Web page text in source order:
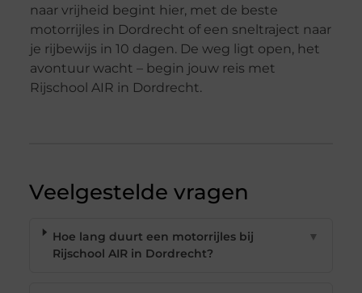
naar vrijheid begint hier, met de beste
motorrijles in Dordrecht of een sneltraject naar
je rijbewijs in 10 dagen. De weg ligt open, het
avontuur wacht – begin jouw reis met
Rijschool AIR in Dordrecht.
Veelgestelde vragen
Hoe lang duurt een motorrijles bij
Rijschool AIR in Dordrecht?
▼